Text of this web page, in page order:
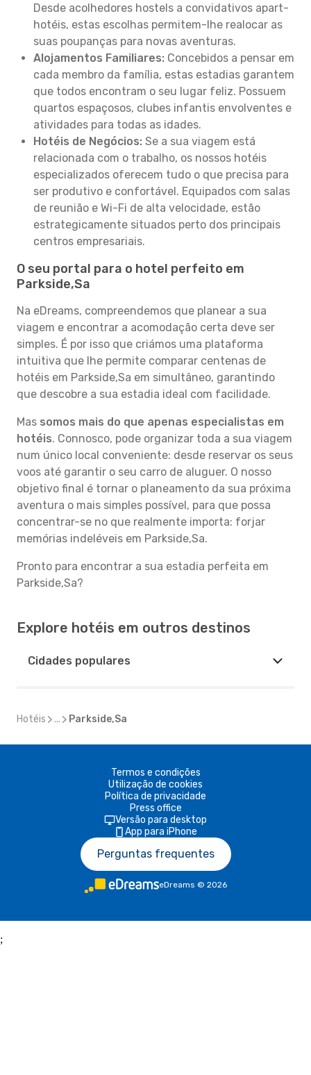
Desde acolhedores hostels a convidativos apart-
hotéis, estas escolhas permitem-lhe realocar as
suas poupanças para novas aventuras.
Alojamentos Familiares: Concebidos a pensar em
cada membro da família, estas estadias garantem
que todos encontram o seu lugar feliz. Possuem
quartos espaçosos, clubes infantis envolventes e
atividades para todas as idades.
Hotéis de Negócios: Se a sua viagem está
relacionada com o trabalho, os nossos hotéis
especializados oferecem tudo o que precisa para
ser produtivo e confortável. Equipados com salas
de reunião e Wi-Fi de alta velocidade, estão
estrategicamente situados perto dos principais
centros empresariais.
O seu portal para o hotel perfeito em
Parkside,Sa
Na eDreams, compreendemos que planear a sua
viagem e encontrar a acomodação certa deve ser
simples. É por isso que criámos uma plataforma
intuitiva que lhe permite comparar centenas de
hotéis em Parkside,Sa em simultâneo, garantindo
que descobre a sua estadia ideal com facilidade.
Mas somos mais do que apenas especialistas em
hotéis. Connosco, pode organizar toda a sua viagem
num único local conveniente: desde reservar os seus
voos até garantir o seu carro de aluguer. O nosso
objetivo final é tornar o planeamento da sua próxima
aventura o mais simples possível, para que possa
concentrar-se no que realmente importa: forjar
memórias indeléveis em Parkside,Sa.
Pronto para encontrar a sua estadia perfeita em
Parkside,Sa?
Explore hotéis em outros destinos
Cidades populares
Hotéis ... Parkside,Sa
Termos e condições
Utilização de cookies
Política de privacidade
Press office
Versão para desktop
App para iPhone
Perguntas frequentes
eDreams © 2026
;